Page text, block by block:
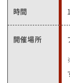
時間
開催場所